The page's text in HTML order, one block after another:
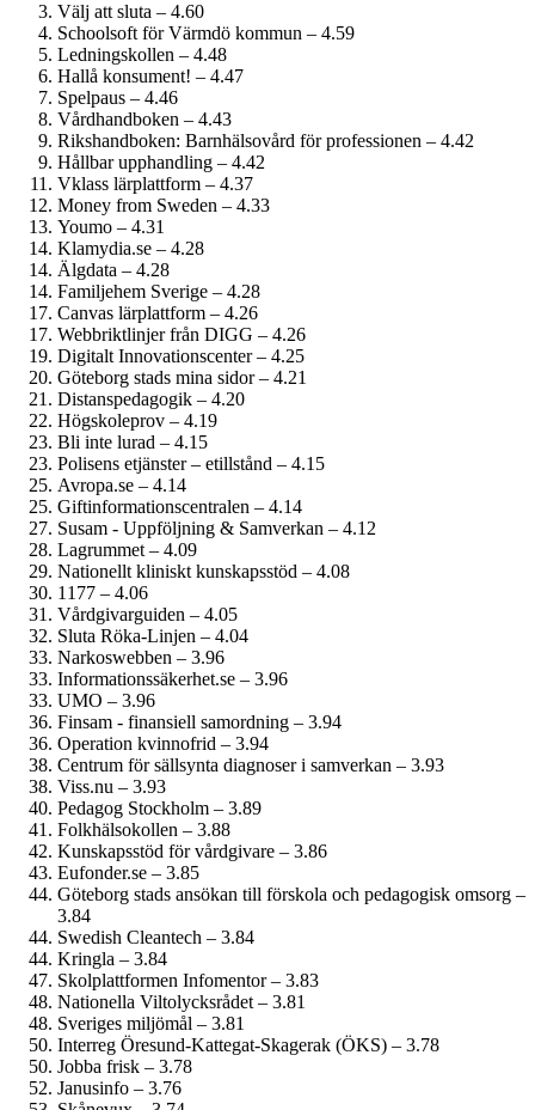
Välj att sluta – 4.60
Schoolsoft för Värmdö kommun – 4.59
Ledningskollen – 4.48
Hallå konsument! – 4.47
Spelpaus – 4.46
Vårdhandboken – 4.43
Rikshandboken: Barnhälsovård för professionen – 4.42
Hållbar upphandling – 4.42
Vklass lärplattform – 4.37
Money from Sweden – 4.33
Youmo – 4.31
Klamydia.se – 4.28
Älgdata – 4.28
Familjehem Sverige – 4.28
Canvas lärplattform – 4.26
Webbriktlinjer från DIGG – 4.26
Digitalt Innovationscenter – 4.25
Göteborg stads mina sidor – 4.21
Distanspedagogik – 4.20
Högskoleprov – 4.19
Bli inte lurad – 4.15
Polisens etjänster – etillstånd – 4.15
Avropa.se – 4.14
Giftinformations­centralen – 4.14
Susam - Uppföljning & Samverkan – 4.12
Lagrummet – 4.09
Nationellt kliniskt kunskapsstöd – 4.08
1177 – 4.06
Vårdgivarguiden – 4.05
Sluta Röka-Linjen – 4.04
Narkoswebben – 3.96
Informationssäkerhet.se – 3.96
UMO – 3.96
Finsam - finansiell samordning – 3.94
Operation kvinnofrid – 3.94
Centrum för sällsynta diagnoser i samverkan – 3.93
Viss.nu – 3.93
Pedagog Stockholm – 3.89
Folkhälsokollen – 3.88
Kunskapsstöd för vårdgivare – 3.86
Eufonder.se – 3.85
Göteborg stads ansökan till förskola och pedagogisk omsorg –
3.84
Swedish Cleantech – 3.84
Kringla – 3.84
Skolplattformen Infomentor – 3.83
Nationella Viltolycksrådet – 3.81
Sveriges miljömål – 3.81
Interreg Öresund-Kattegat-Skagerak (ÖKS) – 3.78
Jobba frisk – 3.78
Janusinfo – 3.76